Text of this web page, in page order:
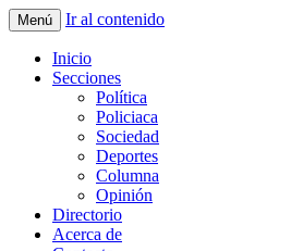
La Yunta de Tepic
Menú Ir al contenido
Inicio
Secciones
Política
Policiaca
Sociedad
Deportes
Columna
Opinión
Directorio
Acerca de